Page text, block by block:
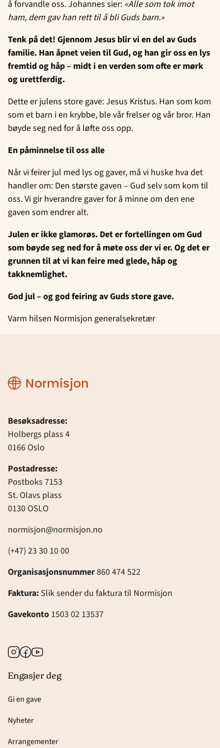
å forvandle oss. Johannes sier: «Alle som tok imot
ham, dem gav han rett til å bli Guds barn.»
Tenk på det! Gjennom Jesus blir vi en del av Guds
familie. Han åpnet veien til Gud, og han gir oss en lys
fremtid og håp – midt i en verden som ofte er mørk
og urettferdig.
Dette er julens store gave: Jesus Kristus. Han som kom
som et barn i en krybbe, ble vår frelser og vår bror. Han
bøyde seg ned for å løfte oss opp.
En påminnelse til oss alle
Når vi feirer jul med lys og gaver, må vi huske hva det
handler om: Den største gaven – Gud selv som kom til
oss. Vi gir hverandre gaver for å minne om den ene
gaven som endrer alt.
Julen er ikke glamorøs. Det er fortellingen om Gud
som bøyde seg ned for å møte oss der vi er. Og det er
grunnen til at vi kan feire med glede, håp og
takknemlighet.
God jul – og god feiring av Guds store gave.
Varm hilsen Normisjon generalsekretær
Normisjon
Besøksadresse:
Holbergs plass 4
0166 Oslo
Postadresse:
Postboks 7153
St. Olavs plass
0130 OSLO
normisjon@normisjon.no
(+47) 23 30 10 00
Organisasjonsnummer860 474 522
Faktura: Slik sender du faktura til Normisjon
Gavekonto 1503 02 13537
Instagram
Facebook
Youtube
Engasjer deg
Gi en gave
Nyheter
Arrangementer